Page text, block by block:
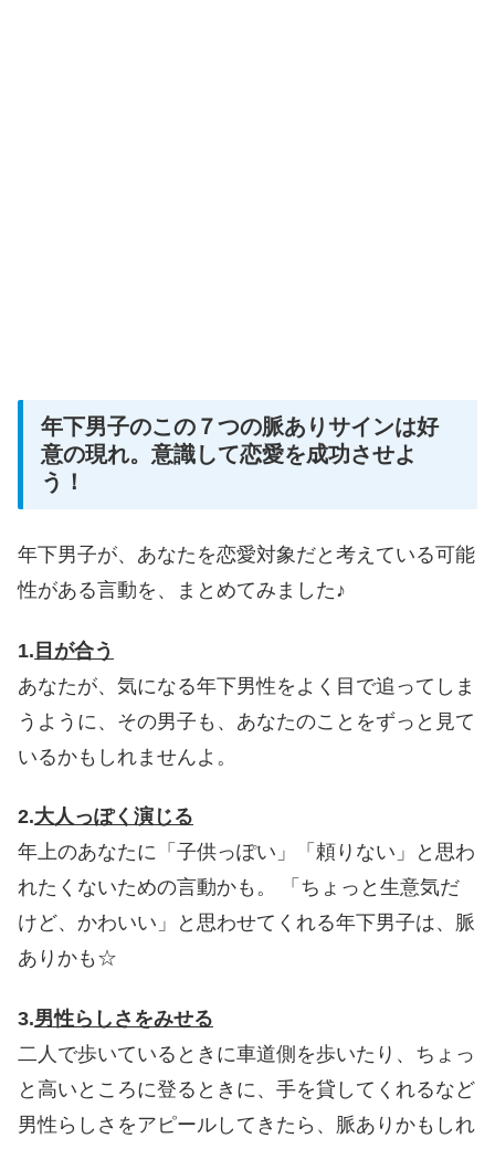
年下男子のこの７つの脈ありサインは好
意の現れ。意識して恋愛を成功させよ
う！
年下男子が、あなたを恋愛対象だと考えている可能
性がある言動を、まとめてみました♪
1. 目が合う
あなたが、気になる年下男性をよく目で追ってしま
うように、その男子も、あなたのことをずっと見て
いるかもしれませんよ。
2.大人っぽく演じる
年上のあなたに「子供っぽい」「頼りない」と思わ
れたくないための言動かも。
「ちょっと生意気だ
けど、かわいい」と思わせてくれる年下男子は、脈
ありかも☆
3.男性らしさをみせる
二人で歩いているときに車道側を歩いたり、ちょっ
と高いところに登るときに、手を貸してくれるなど
男性らしさをアピールしてきたら、脈ありかもしれ